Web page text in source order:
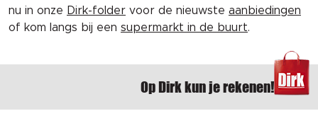
nu in onze Dirk-folder voor de nieuwste aanbiedingen
of kom langs bij een supermarkt in de buurt.
Op Dirk kun je rekenen!